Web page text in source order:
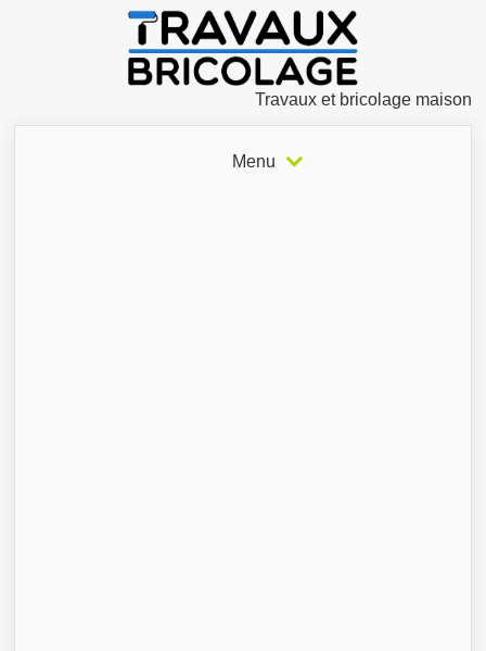
Travaux et bricolage maison
Menu